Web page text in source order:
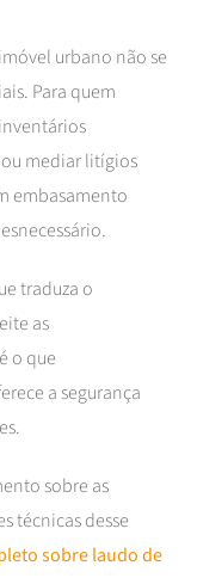
urbano não se
Para quem
mediar litígios
embasamento
traduza o
as
o que
a segurança
sobre as
técnicas desse
sobre laudo de